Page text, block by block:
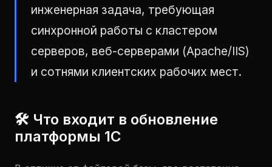
инженерная задача, требующая
синхронной работы с кластером
серверов, веб-серверами (Apache/IIS)
и сотнями клиентских рабочих мест.
🛠 Что входит в обновление
платформы 1С